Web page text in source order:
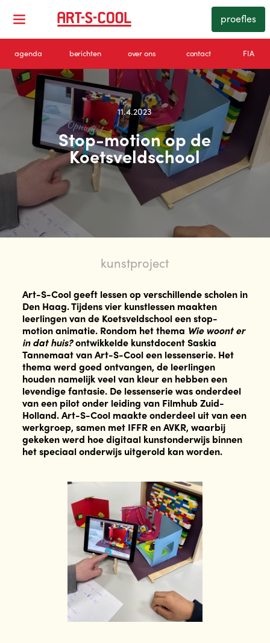
proefles
agenda berichten over ons contact FIA
11.4.2023
Stop-motion op de
Koetsveldschool
kunstproject
Art-S-Cool geeft lessen op verschillende scholen in
Den Haag. Tijdens vier kunstlessen maakten
leerlingen van de Koetsveldschool een stop-
motion animatie. Rondom het thema Wie woont er
in dat huis?ontwikkelde kunstdocent Saskia
Tannemaat van Art-S-Cool een lessenserie. Het
thema werd goed ontvangen, de leerlingen
houden namelijk veel van kleur en hebben een
levendige fantasie. De lessenserie was onderdeel
van een pilot onder leiding van Filmhub Zuid-
Holland. Art-S-Cool maakte onderdeel uit van een
werkgroep, samen met IFFR en AVKR, waarbij
gekeken werd hoe digitaal kunstonderwijs binnen
het speciaal onderwijs uitgerold kan worden.